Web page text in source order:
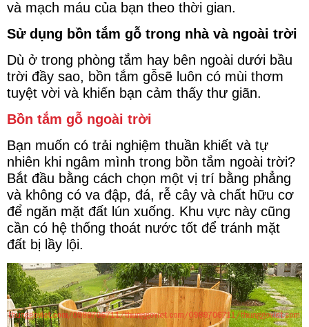
và mạch máu của bạn theo thời gian.
Sử dụng bồn tắm gỗ trong nhà và ngoài trời
Dù ở trong phòng tắm hay bên ngoài dưới bầu
trời đầy sao, bồn tắm gỗsẽ luôn có mùi thơm
tuyệt vời và khiến bạn cảm thấy thư giãn.
Bồn tắm gỗ ngoài trời
Bạn muốn có trải nghiệm thuần khiết và tự
nhiên khi ngâm mình trong bồn tắm ngoài trời?
Bắt đầu bằng cách chọn một vị trí bằng phẳng
và không có va đập, đá, rễ cây và chất hữu cơ
để ngăn mặt đất lún xuống. Khu vực này cũng
cần có hệ thống thoát nước tốt để tránh mặt
đất bị lầy lội.